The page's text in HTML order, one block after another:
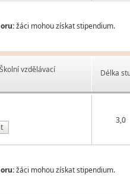
žáci mohou získat stipendium.
vzdělávací Délka
3,0
žáci mohou získat stipendium.